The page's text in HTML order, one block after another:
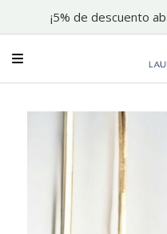
¡5% de descuento